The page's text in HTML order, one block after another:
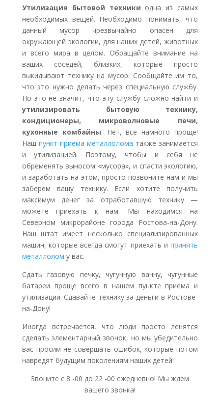
Утилизация бытовой техники одна из самых
необходимых вещей. Необходимо понимать, что
данный мусор чрезвычайно опасен для
окружающей экологии, для наших детей, животных
и всего мира в целом. Обращайте внимание на
ваших соседей, близких, которые просто
выкидывают технику на мусор. Сообщайте им то,
что это нужно делать через специальную службу.
Но это не значит, что эту службу сложно найти и
утилизировать бытовую технику,
кондиционеры, микроволновые печи,
кухонные комбайны. Нет, все намного проще!
Наш пункт приема металлолома также занимается
и утилизацией. Поэтому, чтобы и себя не
обременять выносом «мусора», и спасти экологию,
и заработать на этом, просто позвоните нам и мы
заберем вашу технику. Если хотите получить
максимум денег за отработавшую технику —
можете приехать к нам. Мы находимся на
Северном микрорайоне города Ростова-на-Дону.
Наш штат имеет несколько специализированных
машин, которые всегда смогут приехать ипринять
металлолом у вас.
Сдать газовую печку, чугунную ванну, чугунные
батареи проще всего в нашем пункте приема и
утилизации. Сдавайте технику за деньги в Ростове-
на-Дону!
Иногда встречается, что люди просто ленятся
сделать элементарный звонок, но мы убедительно
вас просим не совершать ошибок, которые потом
навредят будущим поколениям наших детей!
Звоните с 8 -00 до 22 -00 ежедневно! Мы ждем
вашего звонка!